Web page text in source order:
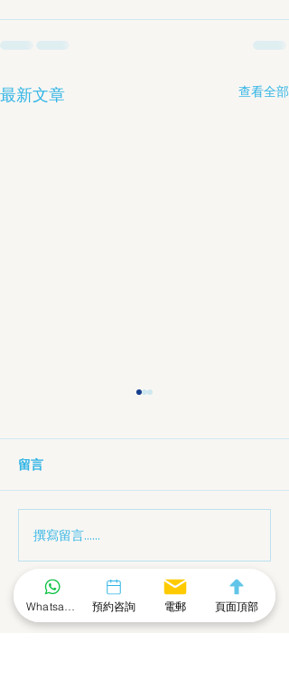
最新文章 查看全部
經濟下行下，資深資產管
理人，教你如何合規募
資？
留言
撰寫留言......
預約咨詢 電郵 頁面頂部